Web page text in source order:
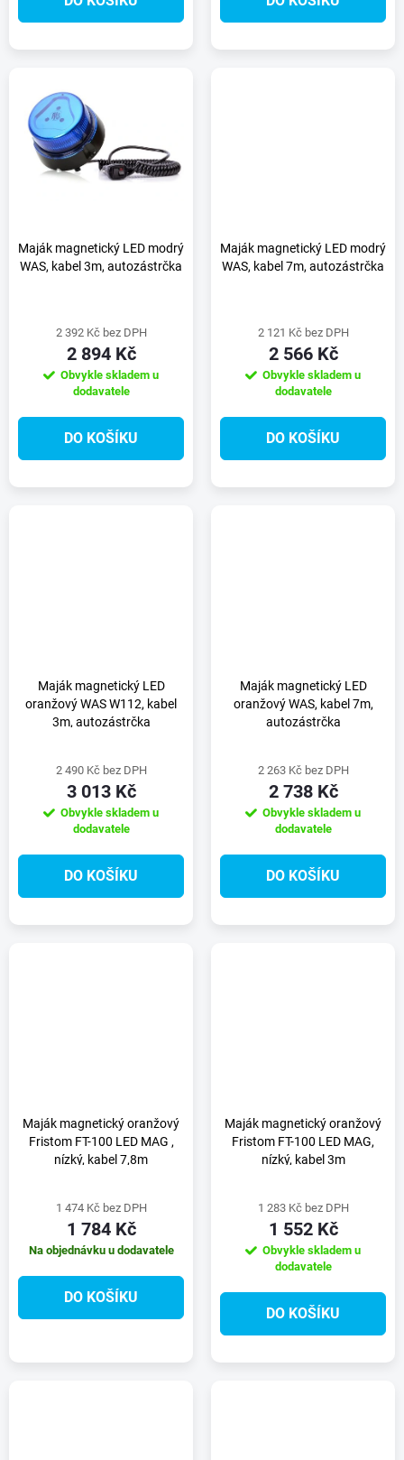
u
u
Maják magnetický LED modrý
WAS, kabel 3m, autozástrčka
2 392 Kč bez DPH
2 894 Kč
Obvykle skladem u
dodavatele
DO KOŠÍKU
Maják magnetický LED modrý
WAS, kabel 7m, autozástrčka
2 121 Kč bez DPH
2 566 Kč
Obvykle skladem u
dodavatele
DO KOŠÍKU
Maják magnetický LED
oranžový WAS W112, kabel
3m, autozástrčka
2 490 Kč bez DPH
3 013 Kč
Obvykle skladem u
dodavatele
DO KOŠÍKU
Maják magnetický LED
oranžový WAS, kabel 7m,
autozástrčka
2 263 Kč bez DPH
2 738 Kč
Obvykle skladem u
dodavatele
DO KOŠÍKU
Maják magnetický oranžový
Fristom FT-100 LED MAG ,
nízký, kabel 7,8m
1 474 Kč bez DPH
1 784 Kč
Na objednávku u dodavatele
DO KOŠÍKU
Maják magnetický oranžový
Fristom FT-100 LED MAG,
nízký, kabel 3m
1 283 Kč bez DPH
1 552 Kč
Obvykle skladem u
dodavatele
DO KOŠÍKU